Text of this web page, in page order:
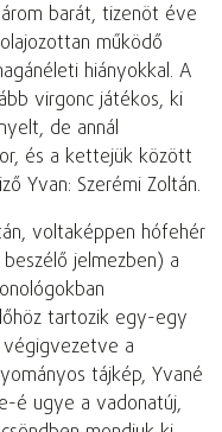
barát, tizenöt éve
működő
hiányokkal. A
virgonc játékos, ki
de annál
és a kettejük között
Yvan: Szerémi Zoltán.
voltaképpen hófehér
jelmezben) a
tartozik egy-egy
a
tájkép, Yvané
é ugye a vadonatúj,